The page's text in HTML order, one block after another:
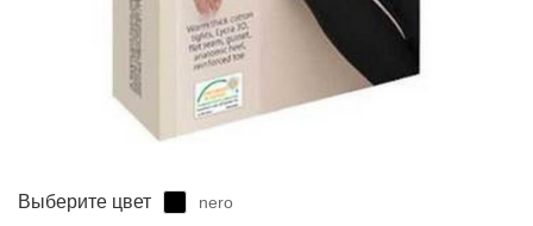
Выберите цвет nero